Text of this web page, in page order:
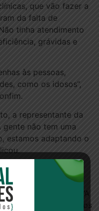
que vão fazer a
da falta de
tinha atendimento
grávidas e
às pessoas,
como os idosos”,
a representante da
gente não tem uma
estamos adaptando o
e Multiclínicas, o
60 dias. A migração
gerado dúvidas. “A
acompanhar os preços